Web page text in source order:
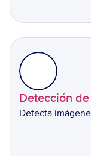
Detección
Detecta